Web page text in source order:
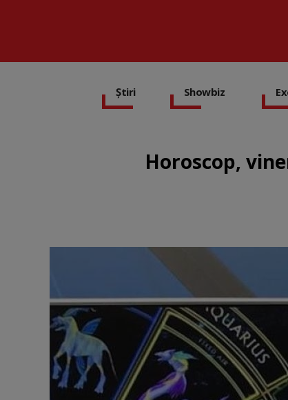
Știri Showbiz
Horoscop,